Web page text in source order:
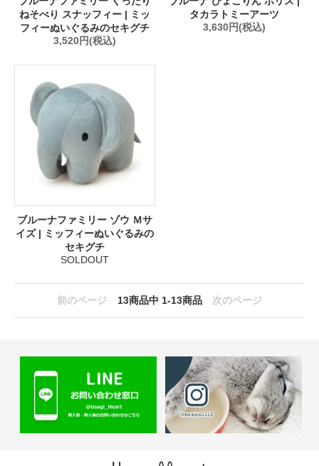
ねそべり スナッフィー | ミッ
フィーぬいぐるみのセキグチ
3,520円(税込)
タカラトミーアーツ
3,630円(税込)
ブルーナファミリー ゾウ Ｍサ
イズ | ミッフィーぬいぐるみの
セキグチ
SOLDOUT
前のページ 13商品中 1-13商品 次のページ